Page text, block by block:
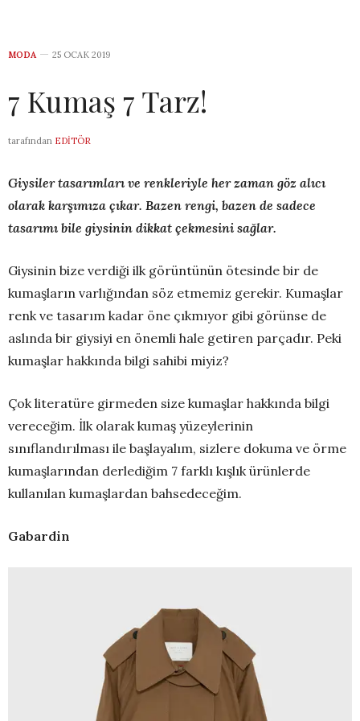
MODA 25 OCAK 2019
7 Kumaş 7 Tarz!
tarafından EDITÖR
Giysiler tasarımları ve renkleriyle her zaman göz alıcı
olarak karşımıza çıkar. Bazen rengi, bazen de sadece
tasarımı bile giysinin dikkat çekmesini sağlar.
Giysinin bize verdiği ilk görüntünün ötesinde bir de
kumaşların varlığından söz etmemiz gerekir. Kumaşlar
renk ve tasarım kadar öne çıkmıyor gibi görünse de
aslında bir giysiyi en önemli hale getiren parçadır. Peki
kumaşlar hakkında bilgi sahibi miyiz?
Çok literatüre girmeden size kumaşlar hakkında bilgi
vereceğim. İlk olarak kumaş yüzeylerinin
sınıflandırılması ile başlayalım, sizlere dokuma ve örme
kumaşlarından derlediğim 7 farklı kışlık ürünlerde
kullanılan kumaşlardan bahsedeceğim.
Gabardin